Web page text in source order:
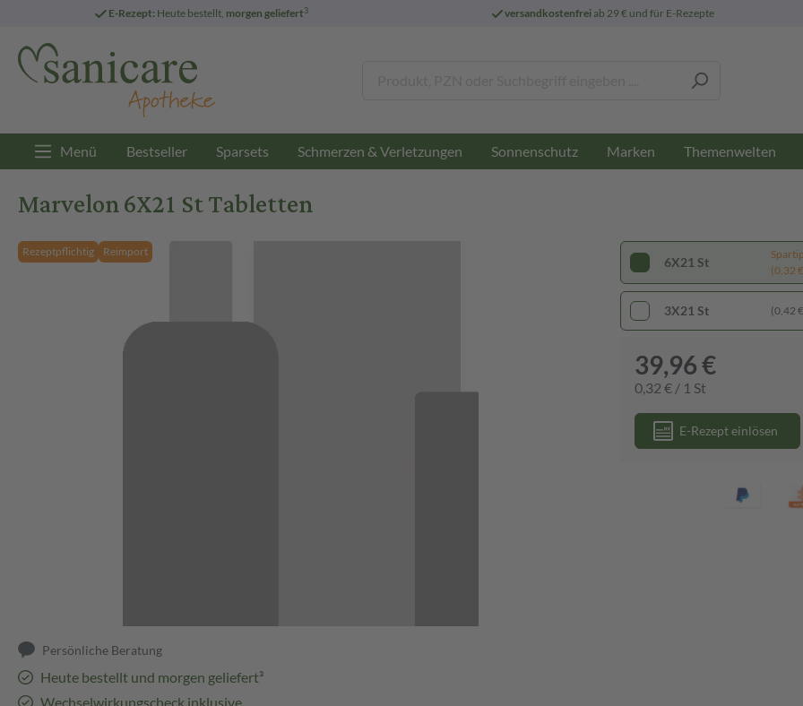
E-Rezept: Heute bestellt, morgen geliefert3 versandkostenfreiab 29 € und für E-Rezepte
Menü Bestseller Sparsets Schmerzen & Verletzungen Sonnenschutz Marken Themenwelten
Marvelon 6X21 St Tabletten
Rezeptpflichtig Reimport
Persönliche Beratung
Heute bestellt und morgen geliefert³
Wechselwirkungscheck inklusive
6X21 St
(0,32
3X21 St (0,42
39,96 €
0,32 € / 1 St
E-Rezept einlösen